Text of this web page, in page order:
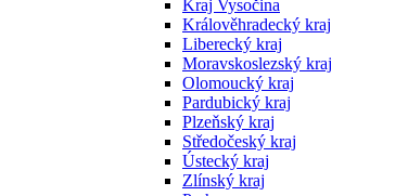
Kraj Vysočina
Králověhradecký kraj
Liberecký kraj
Moravskoslezský kraj
Olomoucký kraj
Pardubický kraj
Plzeňský kraj
Středočeský kraj
Ústecký kraj
Zlínský kraj